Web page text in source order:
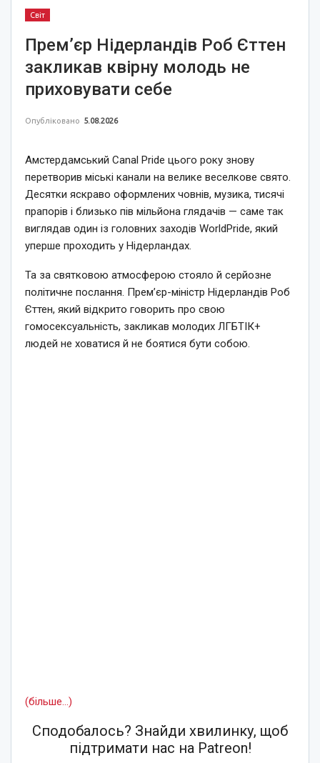
Світ
Прем’єр Нідерландів Роб Єттен
закликав квірну молодь не
приховувати себе
Опубліковано 5.08.2026
Амстердамський Canal Pride цього року знову
перетворив міські канали на велике веселкове свято.
Десятки яскраво оформлених човнів, музика, тисячі
прапорів і близько пів мільйона глядачів — саме так
виглядав один із головних заходів WorldPride, який
уперше проходить у Нідерландах.
Та за святковою атмосферою стояло й серйозне
політичне послання. Прем’єр-міністр Нідерландів Роб
Єттен, який відкрито говорить про свою
гомосексуальність, закликав молодих ЛГБТІК+
людей не ховатися й не боятися бути собою.
(більше…)
Сподобалось? Знайди хвилинку, щоб
підтримати нас на Patreon!